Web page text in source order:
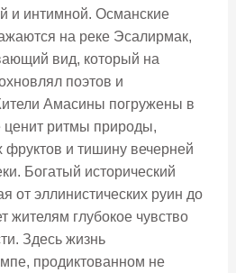
и интимной. Османские
на реке Эсалирмак,
вид, который на
поэтов и
Амасины погружены в
ценит ритмы природы,
и тишину вечерней
Богатый исторический
от эллинистических руин до
жителям глубокое чувство
Здесь жизнь
продиктованном не